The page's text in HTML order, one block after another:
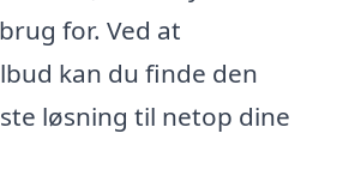
for. Ved at
kan du finde den
løsning til netop dine